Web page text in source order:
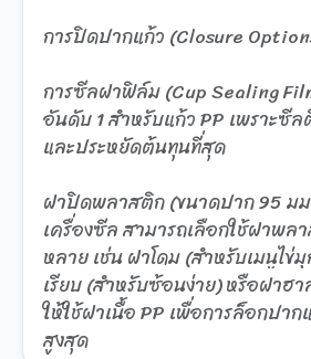
การปิดปากแก้ว (Closure
การซีลฝาฟิล์ม (Cup Sealing
อันดับ 1 สำหรับแก้ว PP เพราะซี
และประหยัดต้นทุนที่สุด
ฝาปิดพลาสติก (ขนาดปาก 95 ม
เครื่องซีล สามารถเลือกใช้ฝาพล
หลาย เช่น ฝาโดม (สำหรับเมนูไ
เรียบ (สำหรับซ้อนง่าย) หรือฝาฮ
ให้ใช้ฝาเนื้อ PP เพื่อการล็อกปา
สูงสุด